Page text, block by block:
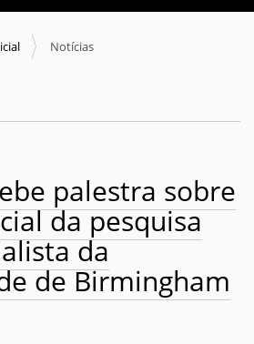
Notícias
palestra sobre
da pesquisa
da
de Birmingham